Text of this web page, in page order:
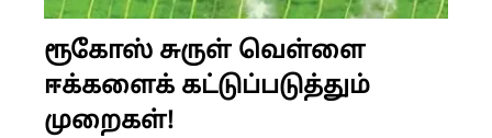
ரூகோஸ் சுருள் வெள்ளை
ஈக்களைக் கட்டுப்படுத்தும்
முறைகள்!